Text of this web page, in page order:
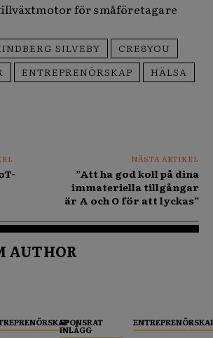
för småföretagare
SILVEBY
CRE8YOU
ENTREPRENÖRSKAP
HÄLSA
NÄSTA ARTIKEL
”Att ha god koll på dina
immateriella tillgångar
är A och O för att lyckas”
AUTHOR
SPONSRAT
INLÄGG